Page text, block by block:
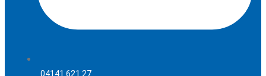
04141 621 27